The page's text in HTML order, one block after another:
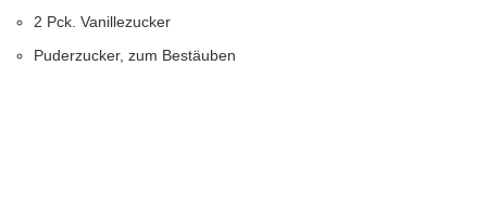
2 Pck. Vanillezucker
Puderzucker, zum Bestäuben